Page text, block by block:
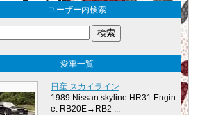
ユーザー内検索
愛車一覧
日産 スカイライン
1989 Nissan skyline HR31 Engin
e: RB20E→RB2 ...